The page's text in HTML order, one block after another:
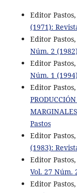
Editor Pastos,
(1971):
Editor Pastos,
Núm. 2
Editor Pastos,
Núm. 1
Editor Pastos,
MARGINALES
Pastos
Editor Pastos,
(1983):
Editor Pastos,
Vol. 27 Núm.
Editor Pastos,